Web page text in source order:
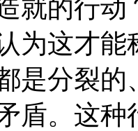
就的行
为这才能
是分裂
盾。这种